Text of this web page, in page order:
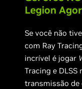
Legion
Se você não
com Ray
incrível é jogar
Tracing e DLSS
transmissão de